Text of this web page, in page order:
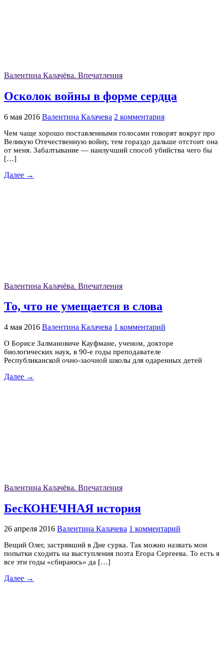
Валентина Калачёва. Впечатления
Осколок войны в форме сердца
6 мая 2016 Валентина Калачева 2 комментария
Чем чаще хорошо поставленными голосами говорят вокруг про
Великую Отечественную войну, тем гораздо дальше отстоит она
от меня. Забалтывание — наилучший способ убийства чего бы
[…]
Далее →
Валентина Калачёва. Впечатления
То, что не умещается в слова
4 мая 2016 Валентина Калачева 1 комментарий
О Борисе Залмановиче Кауфмане, ученом, докторе
биологических наук, в 90-е годы преподавателе
Республиканской очно-заочной школы для одаренных детей
Далее →
Валентина Калачёва. Впечатления
БесКОНЕЧНАЯ история
26 апреля 2016 Валентина Калачева 1 комментарий
Вещий Олег, застрявший в Дне сурка. Так можно назвать мои
попытки сходить на выступления поэта Егора Сергеева. То есть я
все эти годы «сбираюсь» да […]
Далее →